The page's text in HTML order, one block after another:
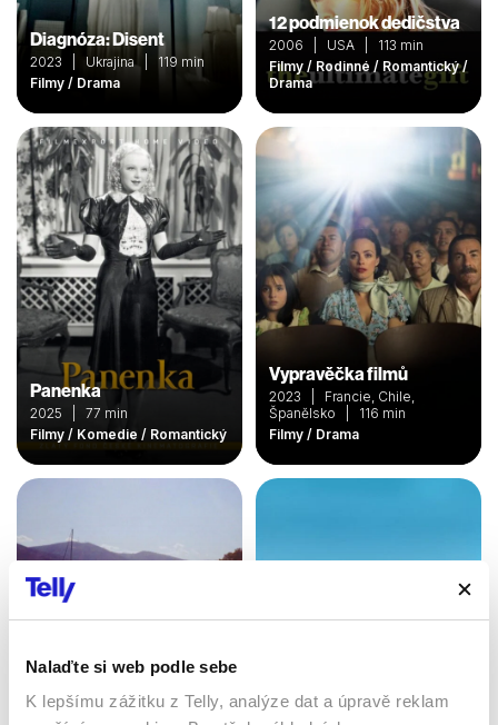
Nalaďte si web podle sebe
K lepšímu zážitku z Telly, analýze dat a úpravě reklam
Diagnóza: Disent
2023 | Ukrajina | 119 min
Filmy / Drama
12 podmienok dedičstva
2006 | USA | 113 min
Filmy / Rodinné / Romantický /
Drama
Panenka
2025 | 77 min
Filmy / Komedie / Romantický
Vypravěčka filmů
2023 | Francie, Chile,
Španělsko | 116 min
Filmy / Drama
Prázdniny